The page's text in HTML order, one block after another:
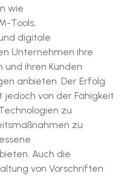
wie
Tools,
digitale
Unternehmen ihre
ihren Kunden
anbieten. Der Erfolg
von der Fähigkeit
zu
zu
Auch die
von Vorschriften